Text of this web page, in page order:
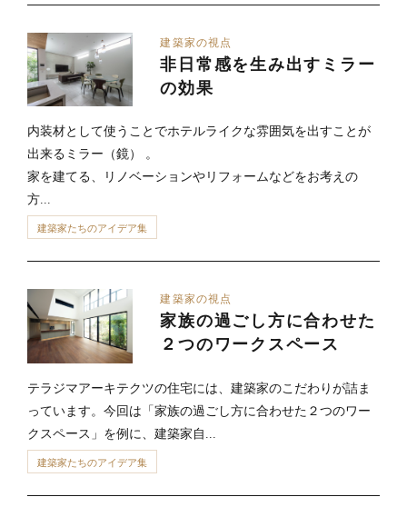
建築家の視点
非日常感を生み出すミラー
の効果
内装材として使うことでホテルライクな雰囲気を出すことが
出来るミラー（鏡） 。
家を建てる、リノベーションやリフォームなどをお考えの
方...
建築家たちのアイデア集
建築家の視点
家族の過ごし方に合わせた
２つのワークスペース
テラジマアーキテクツの住宅には、建築家のこだわりが詰ま
っています。今回は「家族の過ごし方に合わせた２つのワー
クスペース」を例に、建築家自...
建築家たちのアイデア集